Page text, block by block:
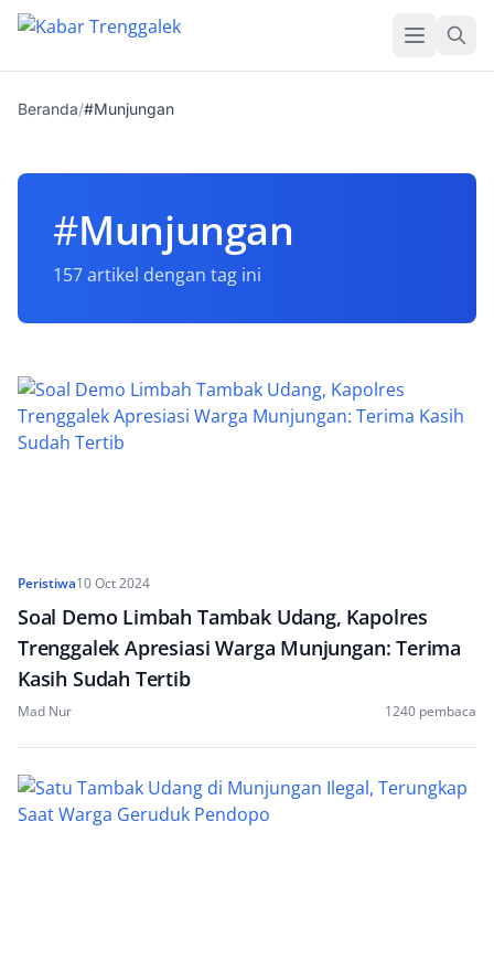
Beranda/#Munjungan
#Munjungan
157 artikel dengan tag ini
Peristiwa10 Oct 2024
Soal Demo Limbah Tambak Udang, Kapolres
Trenggalek Apresiasi Warga Munjungan: Terima
Kasih Sudah Tertib
Mad Nur 1240 pembaca